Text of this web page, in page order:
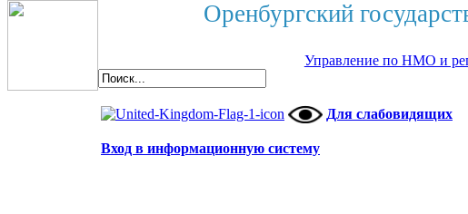
Оренбургский
Управление по НМО и
Для слабовидящих
Вход в информационную систему